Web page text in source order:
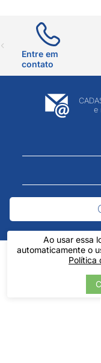
Ao usar essa
automaticamente o
Política
Entre em
contato
e